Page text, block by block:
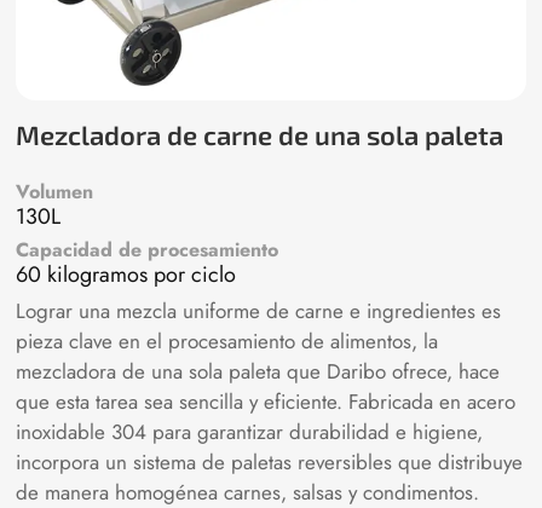
Mezcladora de carne de una sola paleta
Volumen
130L
Capacidad de procesamiento
60 kilogramos por ciclo
Lograr una mezcla uniforme de carne e ingredientes es
pieza clave en el procesamiento de alimentos, la
mezcladora de una sola paleta que Daribo ofrece, hace
que esta tarea sea sencilla y eficiente. Fabricada en acero
inoxidable 304 para garantizar durabilidad e higiene,
incorpora un sistema de paletas reversibles que distribuye
de manera homogénea carnes, salsas y condimentos.